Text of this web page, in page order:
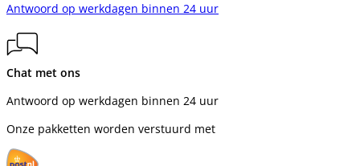
Antwoord op werkdagen binnen 24 uur
Chat met ons
Antwoord op werkdagen binnen 24 uur
Onze pakketten worden verstuurd met